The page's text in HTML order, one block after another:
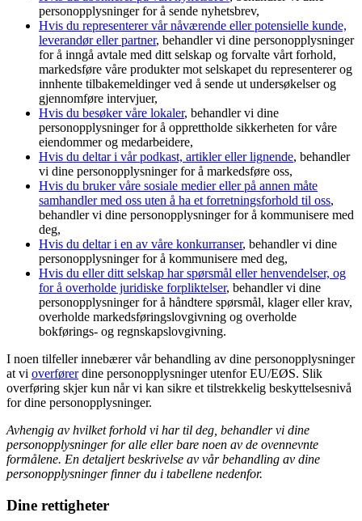
personopplysninger for å sende nyhetsbrev,
Hvis du representerer vår nåværende eller potensielle kunde,
leverandør eller partner, behandler vi dine personopplysninger
for å inngå avtale med ditt selskap og forvalte vårt forhold,
markedsføre våre produkter mot selskapet du representerer og
innhente tilbakemeldinger ved å sende ut undersøkelser og
gjennomføre intervjuer,
Hvis du besøker våre lokaler, behandler vi dine
personopplysninger for å opprettholde sikkerheten for våre
eiendommer og medarbeidere,
Hvis du deltar i vår podkast, artikler eller lignende, behandler
vi dine personopplysninger for å markedsføre oss,
Hvis du bruker våre sosiale medier eller på annen måte
samhandler med oss uten å ha et forretningsforhold til oss,
behandler vi dine personopplysninger for å kommunisere med
deg,
Hvis du deltar i en av våre konkurranser, behandler vi dine
personopplysninger for å kommunisere med deg,
Hvis du eller ditt selskap har spørsmål eller henvendelser, og
for å overholde juridiske forpliktelser, behandler vi dine
personopplysninger for å håndtere spørsmål, klager eller krav,
overholde markedsføringslovgivning og overholde
bokførings- og regnskapslovgivning.
I noen tilfeller innebærer vår behandling av dine personopplysninger
at vi overførerdine personopplysninger utenfor EU/EØS. Slik
overføring skjer kun når vi kan sikre et tilstrekkelig beskyttelsesnivå
for dine personopplysninger.
Avhengig av hvilket forhold vi har til deg, behandler vi dine
personopplysninger for alle eller bare noen av de ovennevnte
formålene. En detaljert beskrivelse av vår behandling av dine
personopplysninger finner du i tabellene nedenfor.
Dine rettigheter